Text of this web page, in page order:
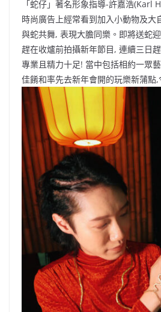
「蛇仔」著名形象指導-許嘉浩(Karl
時尚廣告上經常看到加入小動物及大
與蛇共舞, 表現大膽同樂。即將送蛇
趕在收爐前拍攝新年節目, 連續三日
專業且精力十足! 當中包括相約一眾
佳餚和率先去新年會開的玩樂新蒲點,